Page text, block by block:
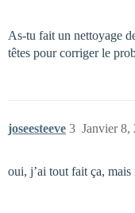
As-tu fait un nettoyage
têtes pour corriger le
joseesteeve Janvier 8,
3
oui, j’ai tout fait ça,